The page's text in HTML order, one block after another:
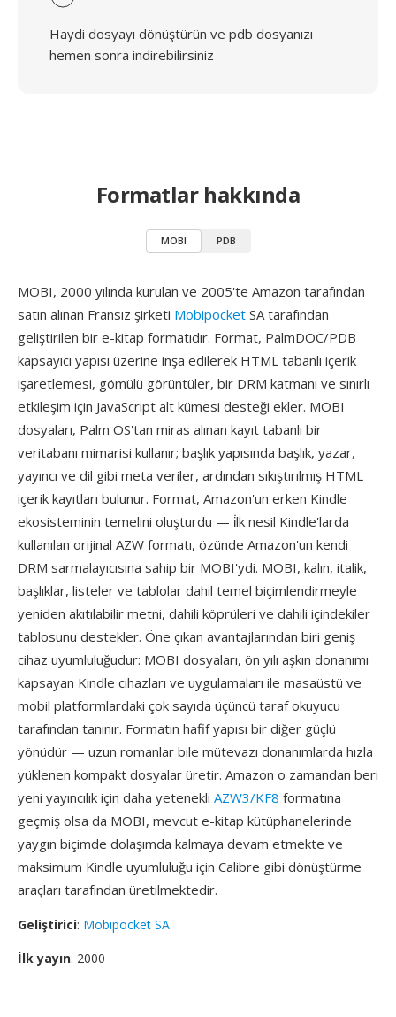
Haydi dosyayı dönüştürün ve pdb dosyanızı
hemen sonra indirebilirsiniz
Formatlar hakkında
MOBI PDB
MOBI, 2000 yılında kurulan ve 2005'te Amazon tarafından
satın alınan Fransız şirketi Mobipocket SA tarafından
geliştirilen bir e-kitap formatıdır. Format, PalmDOC/PDB
kapsayıcı yapısı üzerine inşa edilerek HTML tabanlı içerik
işaretlemesi, gömülü görüntüler, bir DRM katmanı ve sınırlı
etkileşim için JavaScript alt kümesi desteği ekler. MOBI
dosyaları, Palm OS'tan miras alınan kayıt tabanlı bir
veritabanı mimarisi kullanır; başlık yapısında başlık, yazar,
yayıncı ve dil gibi meta veriler, ardından sıkıştırılmış HTML
içerik kayıtları bulunur. Format, Amazon'un erken Kindle
ekosisteminin temelini oluşturdu — i̇lk nesil Kindle'larda
kullanılan orijinal AZW formatı, özünde Amazon'un kendi
DRM sarmalayıcısına sahip bir MOBI'ydi. MOBI, kalın, italik,
başlıklar, listeler ve tablolar dahil temel biçimlendirmeyle
yeniden akıtılabilir metni, dahili köprüleri ve dahili içindekiler
tablosunu destekler. Öne çıkan avantajlarından biri geniş
cihaz uyumluluğudur: MOBI dosyaları, ön yılı aşkın donanımı
kapsayan Kindle cihazları ve uygulamaları ile masaüstü ve
mobil platformlardaki çok sayıda üçüncü taraf okuyucu
tarafından tanınır. Formatın hafif yapısı bir diğer güçlü
yönüdür — uzun romanlar bile mütevazı donanımlarda hızla
yüklenen kompakt dosyalar üretir. Amazon o zamandan beri
yeni yayıncılık için daha yetenekli AZW3/KF8 formatına
geçmiş olsa da MOBI, mevcut e-kitap kütüphanelerinde
yaygın biçimde dolaşımda kalmaya devam etmekte ve
maksimum Kindle uyumluluğu için Calibre gibi dönüştürme
araçları tarafından üretilmektedir.
Geliştirici: Mobipocket SA
İlk yayın: 2000